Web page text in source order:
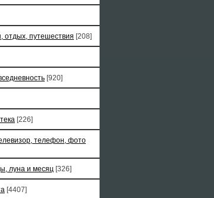
отдых, путешествия [208]
[920]
[226]
телефон, фото
луна и месяц [326]
[4407]